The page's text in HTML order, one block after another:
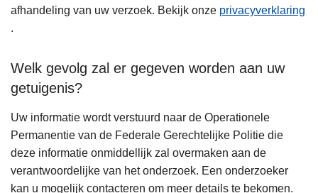
afhandeling van uw verzoek. Bekijk onze privacyverklaring
.
Welk gevolg zal er gegeven worden aan uw
getuigenis?
Uw informatie wordt verstuurd naar de Operationele
Permanentie van de Federale Gerechtelijke Politie die
deze informatie onmiddellijk zal overmaken aan de
verantwoordelijke van het onderzoek. Een onderzoeker
kan u mogelijk contacteren om meer details te bekomen.